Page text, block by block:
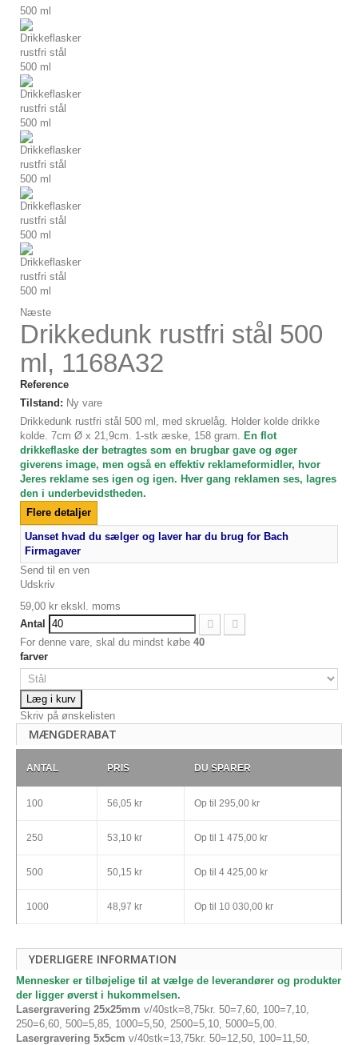
Næste
Drikkedunk rustfri stål 500
ml, 1168A32
Reference
Tilstand: Ny vare
Drikkedunk rustfri stål 500 ml, med skruelåg. Holder kolde drikke
kolde. 7cm Ø x 21,9cm. 1-stk æske, 158 gram. En flot
drikkeflaske der betragtes som en brugbar gave og øger
giverens image, men også en effektiv reklameformidler, hvor
Jeres reklame ses igen og igen. Hver gang reklamen ses, lagres
den i underbevidstheden.
Flere detaljer
Uanset hvad du sælger og laver har du brug for Bach
Firmagaver
Send til en ven
Udskriv
59,00 kr ekskl. moms
Antal
For denne vare, skal du mindst købe 40
farver
Læg i kurv
Skriv på ønskelisten
MÆNGDERABAT
ANTAL PRIS DU SPARER
100 56,05 kr Op til 295,00 kr
250 53,10 kr Op til 1 475,00 kr
500 50,15 kr Op til 4 425,00 kr
1000 48,97 kr Op til 10 030,00 kr
YDERLIGERE INFORMATION
Mennesker er tilbøjelige til at vælge de leverandører og produkter
der ligger øverst i hukommelsen.
Lasergravering 25x25mm v/40stk=8,75kr. 50=7,60, 100=7,10,
250=6,60, 500=5,85, 1000=5,50, 2500=5,10, 5000=5,00.
Lasergravering 5x5cm v/40stk=13,75kr. 50=12,50, 100=11,50,